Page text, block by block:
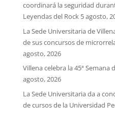
coordinará la seguridad
Leyendas del Rock 5 agosto,
La Sede Universitaria de
de sus concursos de
agosto, 2026
Villena celebra la 45ª Semana
agosto, 2026
La Sede Universitaria da a
de cursos de la Universidad